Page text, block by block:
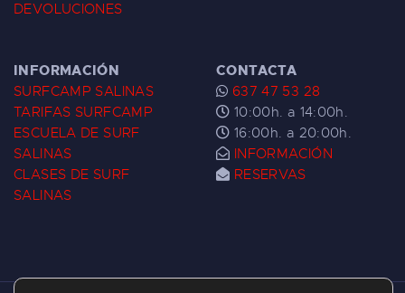
DEVOLUCIONES
INFORMACIÓN
SURFCAMP SALINAS
TARIFAS SURFCAMP
ESCUELA DE SURF
SALINAS
CLASES DE SURF
SALINAS
CONTACTA
637 47 53 28
10:00h. a 14:00h.
16:00h. a 20:00h.
INFORMACIÓN
RESERVAS